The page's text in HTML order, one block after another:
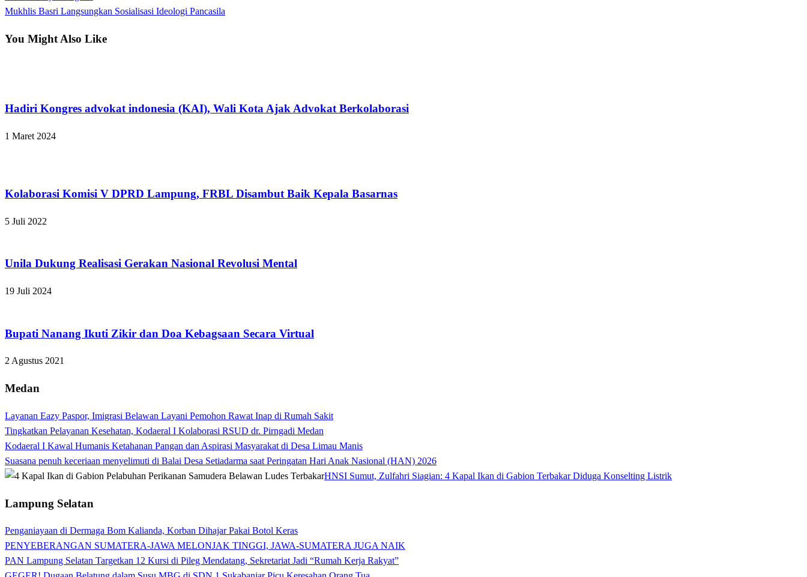
Post
Next
Mukhlis Basri Langsungkan Sosialisasi Ideologi Pancasila
You Might Also Like
Hadiri Kongres advokat indonesia (KAI), Wali Kota Ajak Advokat Berkolaborasi
1 Maret 2024
Kolaborasi Komisi V DPRD Lampung, FRBL Disambut Baik Kepala Basarnas
5 Juli 2022
Unila Dukung Realisasi Gerakan Nasional Revolusi Mental
19 Juli 2024
Bupati Nanang Ikuti Zikir dan Doa Kebagsaan Secara Virtual
2 Agustus 2021
Medan
Layanan Eazy Paspor, Imigrasi Belawan Layani Pemohon Rawat Inap di Rumah Sakit
Tingkatkan Pelayanan Kesehatan, Kodaeral I Kolaborasi RSUD dr. Pirngadi Medan‎
Kodaeral I Kawal Humanis Ketahanan Pangan dan Aspirasi Masyarakat di Desa Limau Manis
Suasana penuh keceriaan menyelimuti di Balai Desa Setiadarma saat Peringatan Hari Anak Nasional (HAN) 2026
HNSI Sumut, Zulfahri Siagian: 4 Kapal Ikan di Gabion Terbakar Diduga Konselting Listrik
Lampung Selatan
Penganiayaan di Dermaga Bom Kalianda, Korban Dihajar Pakai Botol Keras
PENYEBERANGAN SUMATERA-JAWA MELONJAK TINGGI, JAWA-SUMATERA JUGA NAIK
PAN Lampung Selatan Targetkan 12 Kursi di Pileg Mendatang, Sekretariat Jadi “Rumah Kerja Rakyat”